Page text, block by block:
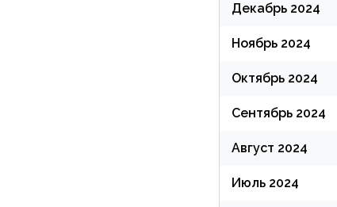
Декабрь 2024
Ноябрь 2024
Октябрь 2024
Сентябрь 2024
Август 2024
Июль 2024